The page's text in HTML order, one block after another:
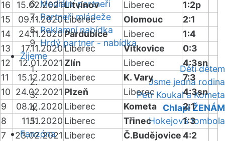
Mediální partneři
Partneři mládeže
Reklamní nabídka
Hrdý partner - nabídka
Žijeme
Děti dětem
Jsme jedna rodina
Petr Koukal a Kometa
Chlapi ŽENÁM
Hokejová tombola
Fanzóna
16
15.02.2021Litvínov Liberec
1:2p
15
09.11.2020Liberec Olomouc
2:1
14
24.11.2020 Pardubice Liberec
1:4
13
17.11.2020Liberec Vítkovice
0:3
12
12.01.2021 Zlín Liberec
4:3sn
11
15.12.2020 Liberec K. Vary
7:3
10 24.02.2021 Plzeň Liberec
4:3sn
9
08.12.2020 Liberec Kometa
2:1
8
11.11.2020 Liberec Třinec
1:3
7
23.02.2021 Liberec Č.Budějovice4:2